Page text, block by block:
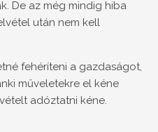
De az még mindig hiba
után nem kell
fehéríteni a gazdaságot,
műveletekre el kéne
adóztatni kéne.